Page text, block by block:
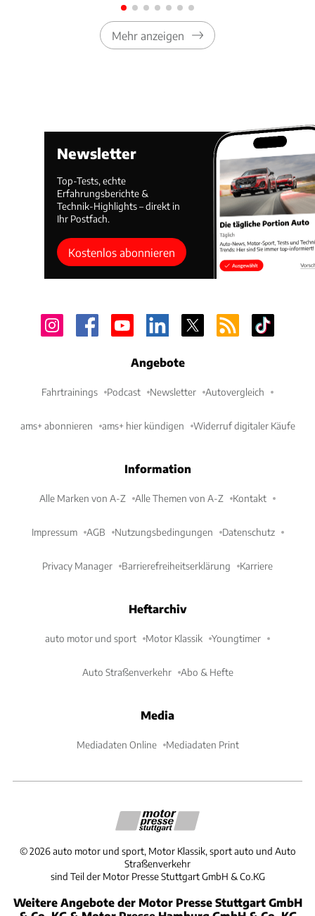
Mehr anzeigen
Newsletter
Top-Tests, echte
Erfahrungsberichte &
Technik-Highlights – direkt in
Ihr Postfach.
Kostenlos abonnieren
Angebote
Fahrtrainings Podcast Newsletter Autovergleich
ams+ abonnieren ams+ hier kündigen Widerruf digitaler Käufe
Information
Alle Marken von A-Z Alle Themen von A-Z Kontakt
Impressum AGB Nutzungsbedingungen Datenschutz
Privacy Manager Barrierefreiheitserklärung Karriere
Heftarchiv
auto motor und sport Motor Klassik Youngtimer
Auto Straßenverkehr Abo & Hefte
Media
Mediadaten Online Mediadaten Print
©2026 auto motor und sport, Motor Klassik, sport auto und Auto
Straßenverkehr
sind Teil der Motor Presse Stuttgart GmbH & Co.KG
Weitere Angebote der Motor Presse Stuttgart GmbH